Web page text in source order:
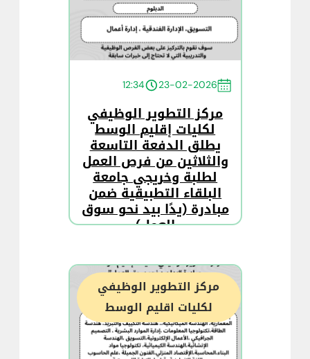
23-02-2026
12:34
مركز التطوير الوظيفي
لكليات إقليم الوسط
يطلق الدفعة التاسعة
والثلاثين من فرص العمل
لطلبة وخريجي جامعة
البلقاء التطبيقية ضمن
مبادرة (يدًا بيد نحو سوق
العمل)
مركز التطوير الوظيفي
لكليات اقليم الوسط